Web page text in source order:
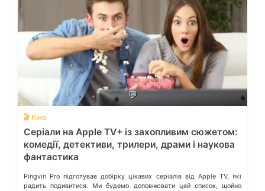
💬
🎬 Кіно
Серіали на Apple TV+ із захопливим сюжетом:
комедії, детективи, трилери, драми і наукова
фантастика
Pingvin Pro підготував добірку цікавих серіалів від Apple TV, які
радить подивитися. Ми будемо доповнювати цей список, щойно